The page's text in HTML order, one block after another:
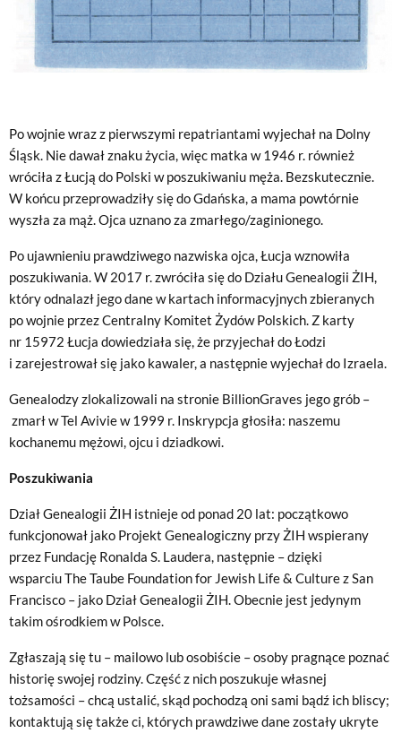
Po wojnie wraz z pierwszymi repatriantami wyjechał na Dolny
Śląsk. Nie dawał znaku życia, więc matka w 1946 r. również
wróciła z Łucją do Polski w poszukiwaniu męża. Bezskutecznie.
W końcu przeprowadziły się do Gdańska, a mama powtórnie
wyszła za mąż. Ojca uznano za zmarłego/zaginionego.
Po ujawnieniu prawdziwego nazwiska ojca, Łucja wznowiła
poszukiwania. W 2017 r. zwróciła się do Działu Genealogii ŻIH,
który odnalazł jego dane w kartach informacyjnych zbieranych
po wojnie przez Centralny Komitet Żydów Polskich. Z karty
nr 15972 Łucja dowiedziała się, że przyjechał do Łodzi
i zarejestrował się jako kawaler, a następnie wyjechał do Izraela.
Genealodzy zlokalizowali na stronie BillionGraves jego grób –
zmarł w Tel Avivie w 1999 r. Inskrypcja głosiła: naszemu
kochanemu mężowi, ojcu i dziadkowi.
Poszukiwania
Dział Genealogii ŻIH istnieje od ponad 20 lat: początkowo
funkcjonował jako Projekt Genealogiczny przy ŻIH wspierany
przez Fundację Ronalda S. Laudera, następnie – dzięki
wsparciu The Taube Foundation for Jewish Life & Culture z San
Francisco – jako Dział Genealogii ŻIH. Obecnie jest jedynym
takim ośrodkiem w Polsce.
Zgłaszają się tu – mailowo lub osobiście – osoby pragnące poznać
historię swojej rodziny. Część z nich poszukuje własnej
tożsamości – chcą ustalić, skąd pochodzą oni sami bądź ich bliscy;
kontaktują się także ci, których prawdziwe dane zostały ukryte